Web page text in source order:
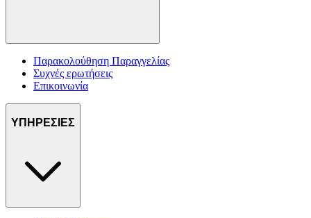
Παρακολούθηση Παραγγελίας
Συχνές ερωτήσεις
Επικοινωνία
ΥΠΗΡΕΣΙΕΣ